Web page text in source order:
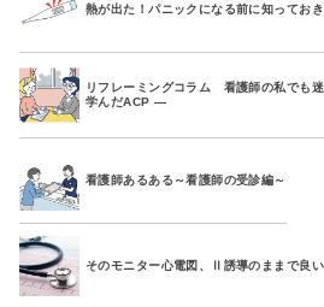
熱が出た！パニックになる前に知ってお
リフレーミングコラム 看護師の私でも
学んだACP ―
看護師あるある～看護師の受診編～
そのモニター心電図、Ⅱ誘導のままで良い